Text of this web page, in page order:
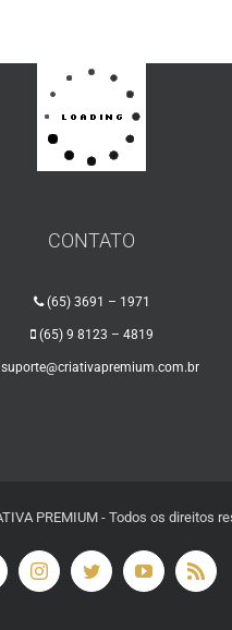
CONTATO
(65) 3691 – 1971
(65) 9 8123 – 4819
suporte@criativapremium.com.br
PREMIUM - Todos os direitos
FacebookInstagramTwitterYouTube Rss